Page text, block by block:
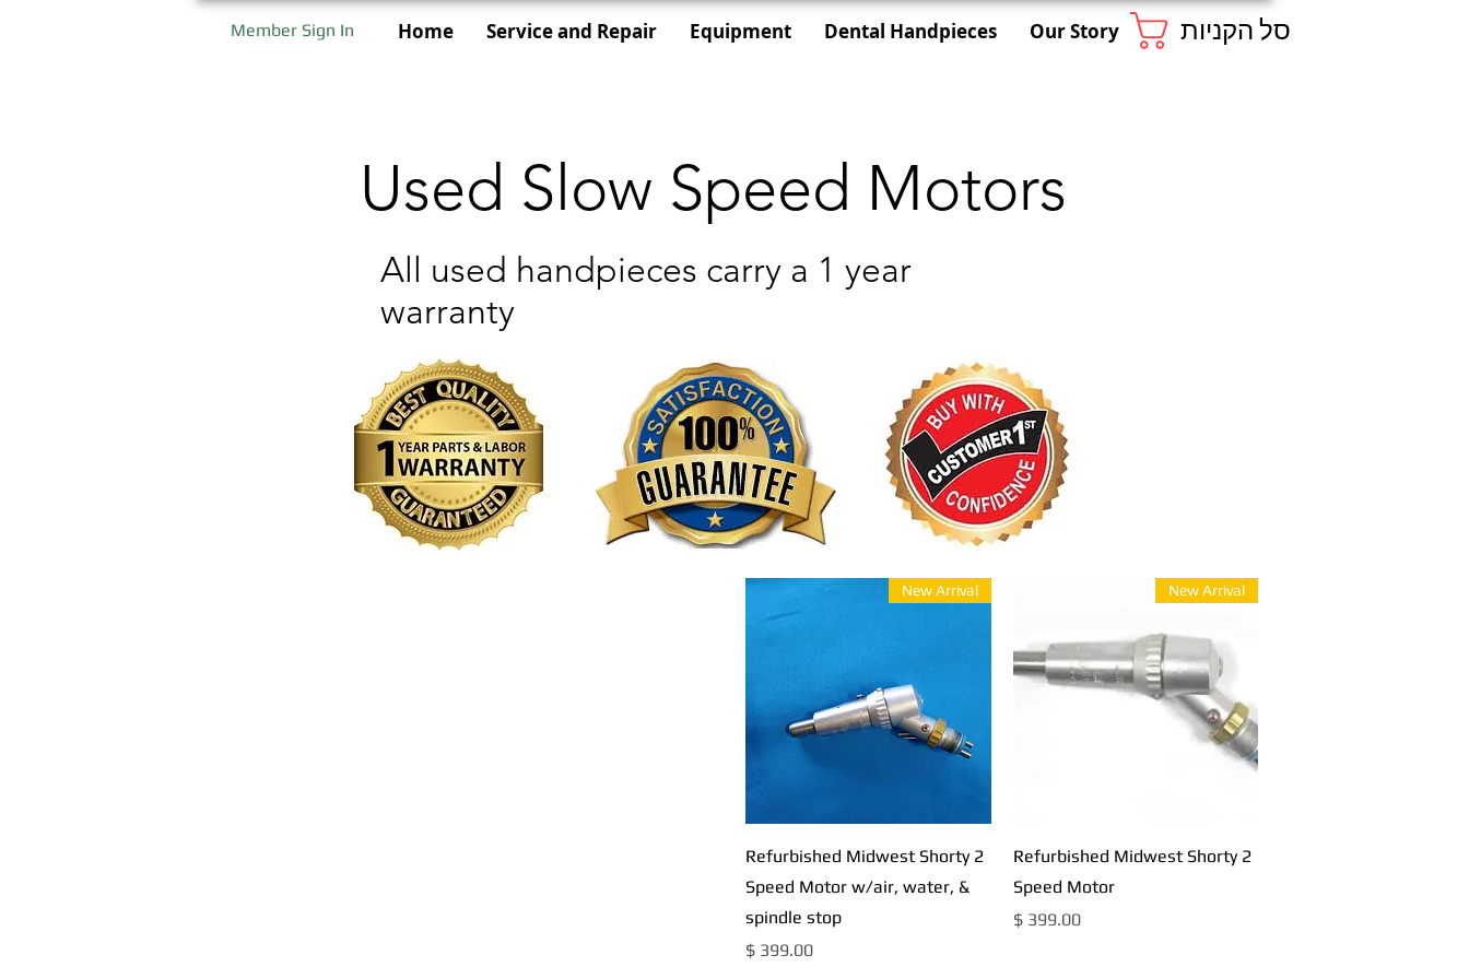
Home Service and Repair Equipment Dental Handpieces Our Story
Member Sign In סל הקניות
Used Slow Speed Motors
All used handpieces carry a 1 year
warranty
תצוגה מהירה
New Arrival
Refurbished Midwest Shorty 2
Speed Motor
מחיר‏399.00 ‏$
תצוגה מהירה
New Arrival
Refurbished Midwest Shorty 2
Speed Motor w/air, water, &
spindle stop
מחיר